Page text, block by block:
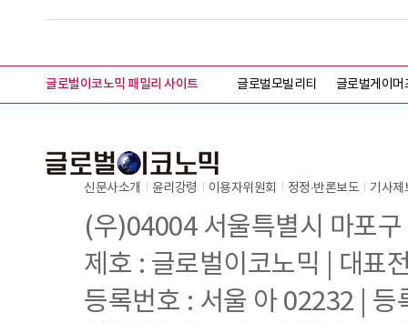
글로벌이코노믹 패밀리 사이트 글로벌모빌리티 글로벌게이머
신문사소개 윤리강령 이용자위원회 정정∙반론보도 기사제
(우)04004 서울특별시 마포
제호 : 글로벌이코노믹 | 대표
등록번호 : 서울 아 02232 | 등